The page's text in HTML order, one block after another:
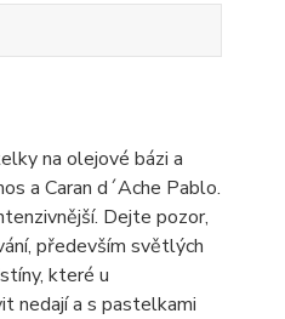
na olejové bázi a
a Caran d´Ache Pablo.
Dejte pozor,
především světlých
které u
nedají a s pastelkami